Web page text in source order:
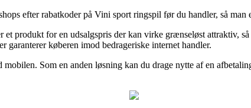
efter rabatkoder på Vini sport ringspil før du handler, så
produkt for en udsalgspris der kan virke grænseløst attraktiv,
køberen imod bedrageriske internet handler.
Som en anden løsning kan du drage nytte af en